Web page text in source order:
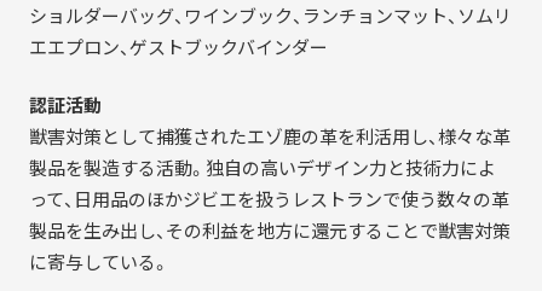
ショルダーバッグ、ワインブック、ランチョンマット、ソムリ
エエプロン、ゲストブックバインダー
認証活動
獣害対策として捕獲されたエゾ鹿の革を利活用し、様々な革
製品を製造する活動。独自の高いデザイン力と技術力によ
って、日用品のほかジビエを扱うレストランで使う数々の革
製品を生み出し、その利益を地方に還元することで獣害対策
に寄与している。